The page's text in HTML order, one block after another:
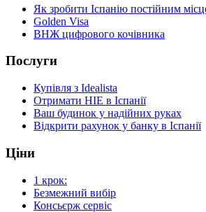
Як зробити Іспанію постійним
Golden Visa
ВНЖ цифрового кочівника
Послуги
Купівля з Idealista
Отримати НІЕ в Іспанії
Ваш будинок у надійних руках
Відкрити рахунок у банку в Іспанії
Ціни
1 крок:
Безмежний вибір
Консьєрж сервіс